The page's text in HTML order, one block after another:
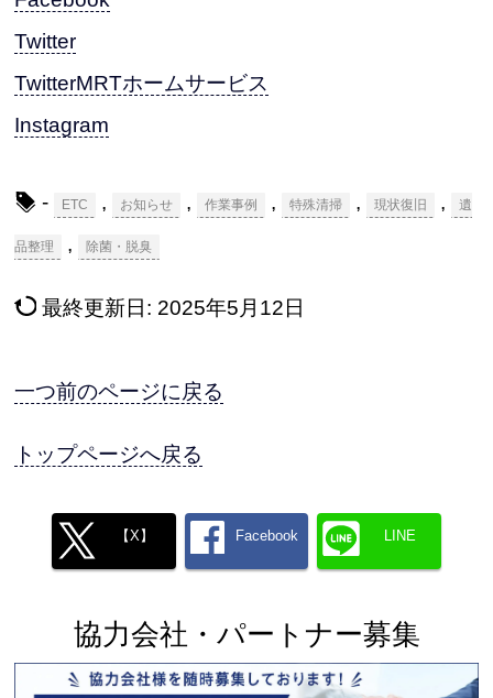
Twitter
TwitterMRTホームサービス
Instagram
- ETC , お知らせ , 作業事例 , 特殊清掃 , 現状復旧 , 遺
品整理 , 除菌・脱臭
最終更新日: 2025年5月12日
一つ前のページに戻る
トップページへ戻る
【X】 Facebook LINE
協力会社・パートナー募集